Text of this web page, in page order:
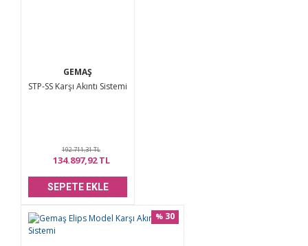
GEMAŞ
STP-SS Karşı Akıntı Sistemi
192.711,31 TL
134.897,92 TL
SEPETE EKLE
% 30